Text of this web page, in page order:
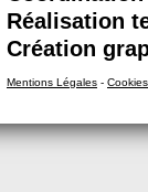
Réalisation
Création
Mentions Légales - Cookies